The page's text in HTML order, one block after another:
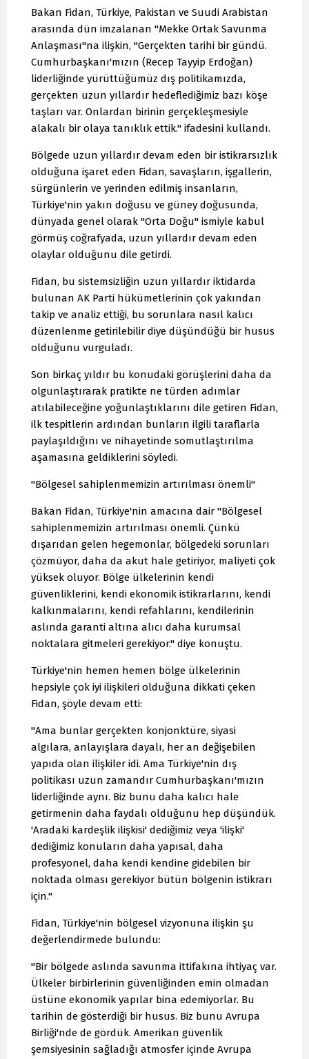
Bakan Fidan, Türkiye, Pakistan ve Suudi Arabistan
arasında dün imzalanan "Mekke Ortak Savunma
Anlaşması"na ilişkin, "Gerçekten tarihi bir gündü.
Cumhurbaşkanı'mızın (Recep Tayyip Erdoğan)
liderliğinde yürüttüğümüz dış politikamızda,
gerçekten uzun yıllardır hedeflediğimiz bazı köşe
taşları var. Onlardan birinin gerçekleşmesiyle
alakalı bir olaya tanıklık ettik." ifadesini kullandı.
Bölgede uzun yıllardır devam eden bir istikrarsızlık
olduğuna işaret eden Fidan, savaşların, işgallerin,
sürgünlerin ve yerinden edilmiş insanların,
Türkiye'nin yakın doğusu ve güney doğusunda,
dünyada genel olarak "Orta Doğu" ismiyle kabul
görmüş coğrafyada, uzun yıllardır devam eden
olaylar olduğunu dile getirdi.
Fidan, bu sistemsizliğin uzun yıllardır iktidarda
bulunan AK Parti hükümetlerinin çok yakından
takip ve analiz ettiği, bu sorunlara nasıl kalıcı
düzenlenme getirilebilir diye düşündüğü bir husus
olduğunu vurguladı.
Son birkaç yıldır bu konudaki görüşlerini daha da
olgunlaştırarak pratikte ne türden adımlar
atılabileceğine yoğunlaştıklarını dile getiren Fidan,
ilk tespitlerin ardından bunların ilgili taraflarla
paylaşıldığını ve nihayetinde somutlaştırılma
aşamasına geldiklerini söyledi.
"Bölgesel sahiplenmemizin artırılması önemli"
Bakan Fidan, Türkiye'nin amacına dair "Bölgesel
sahiplenmemizin artırılması önemli. Çünkü
dışarıdan gelen hegemonlar, bölgedeki sorunları
çözmüyor, daha da akut hale getiriyor, maliyeti çok
yüksek oluyor. Bölge ülkelerinin kendi
güvenliklerini, kendi ekonomik istikrarlarını, kendi
kalkınmalarını, kendi refahlarını, kendilerinin
aslında garanti altına alıcı daha kurumsal
noktalara gitmeleri gerekiyor." diye konuştu.
Türkiye'nin hemen hemen bölge ülkelerinin
hepsiyle çok iyi ilişkileri olduğuna dikkati çeken
Fidan, şöyle devam etti:
"Ama bunlar gerçekten konjonktüre, siyasi
algılara, anlayışlara dayalı, her an değişebilen
yapıda olan ilişkiler idi. Ama Türkiye'nin dış
politikası uzun zamandır Cumhurbaşkanı'mızın
liderliğinde aynı. Biz bunu daha kalıcı hale
getirmenin daha faydalı olduğunu hep düşündük.
'Aradaki kardeşlik ilişkisi' dediğimiz veya 'ilişki'
dediğimiz konuların daha yapısal, daha
profesyonel, daha kendi kendine gidebilen bir
noktada olması gerekiyor bütün bölgenin istikrarı
için."
Fidan, Türkiye'nin bölgesel vizyonuna ilişkin şu
değerlendirmede bulundu:
"Bir bölgede aslında savunma ittifakına ihtiyaç var.
Ülkeler birbirlerinin güvenliğinden emin olmadan
üstüne ekonomik yapılar bina edemiyorlar. Bu
tarihin de gösterdiği bir husus. Biz bunu Avrupa
Birliği'nde de gördük. Amerikan güvenlik
şemsiyesinin sağladığı atmosfer içinde Avrupa